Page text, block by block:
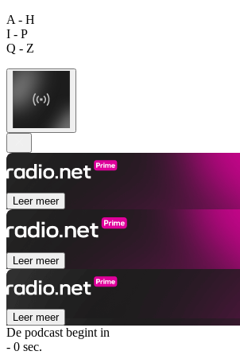
A - H
I - P
Q - Z
Leer meer
Leer meer
Leer meer
De podcast begint in
- 0 sec.